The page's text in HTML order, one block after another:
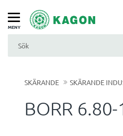
Meny
SKÄRANDE SKÄRANDE
BORR